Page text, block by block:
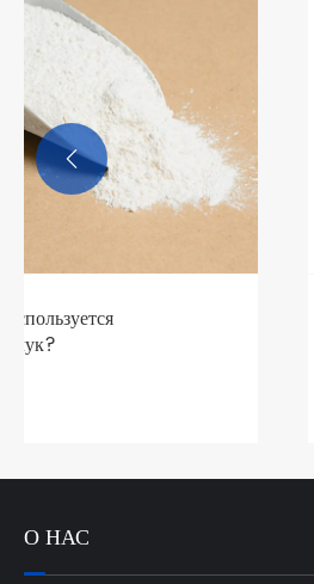
Почему C Разумный или
резиновый подходит для

О НАС